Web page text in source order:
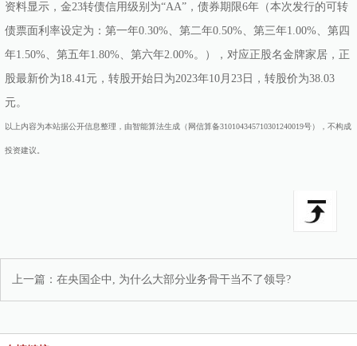
资料显示，金23转债信用级别为“AA”，债券期限6年（本次发行的可转
债票面利率设定为：第一年0.30%、第二年0.50%、第三年1.00%、第四
年1.50%、第五年1.80%、第六年2.00%。），对应正股名金牌家居，正
股最新价为18.41元，转股开始日为2023年10月23日，转股价为38.03
元。
以上内容为本站据公开信息整理，由智能算法生成（网信算备310104345710301240019号），不构成
投资建议。
上一篇： 在央国企中, 为什么大部分业务骨干当不了领导?